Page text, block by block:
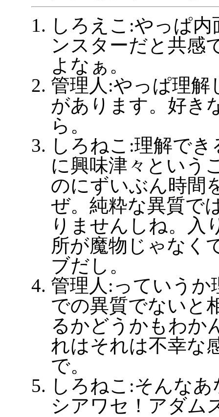
しろえこ:やっぱ
ンスターだと共感
よなぁ。
管理人:やっぱ理解
があります。好き
ら。
しろねこ:理解で
に興味津々という
のにずいぶん時間
ぜ。純粋な異質で
りませんしね。入
所が魔物じゃなく
ブだし。
管理人:っていうか
での異質でないと
るかどうかもわか
れはそれは不幸な
で。
しろねこ:そんな
シアワセ！アダム